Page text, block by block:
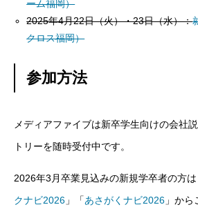
ーム福岡）
2025年4月22日（火）・23日（水）：
クロス福岡）
参加方法
メディアファイブは新卒学生向けの会社
トリーを随時受付中です。
2026年3月卒業見込みの新規学卒者の方は
クナビ2026 」「あさがくナビ2026 」か